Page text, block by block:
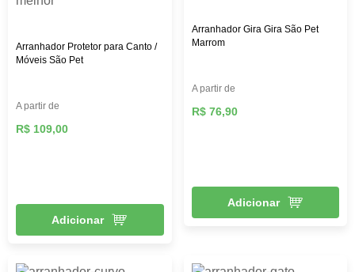
Arranhador Protetor para Canto /
Móveis São Pet
A partir de
R$ 109,00
Adicionar
Arranhador Gira Gira São Pet
Marrom
A partir de
R$ 76,90
Adicionar